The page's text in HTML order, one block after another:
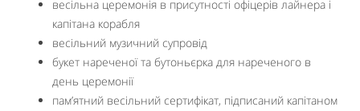
весільна церемонія в присутності офіцерів лайнера і
капітана корабля
весільний музичний супровід
букет нареченої та бутоньєрка для нареченого в
день церемонії
пам’ятний весільний сертифікат, підписаний капітаном